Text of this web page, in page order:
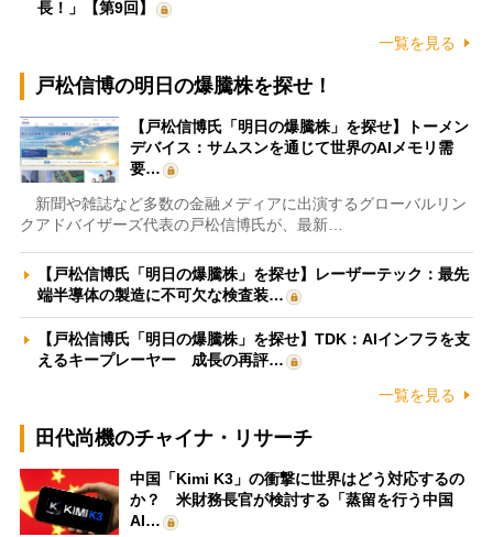
長！」【第9回】
一覧を見る
戸松信博の明日の爆騰株を探せ！
【戸松信博氏「明日の爆騰株」を探せ】トーメン
デバイス：サムスンを通じて世界のAIメモリ需
要…
新聞や雑誌など多数の金融メディアに出演するグローバルリン
クアドバイザーズ代表の戸松信博氏が、最新…
【戸松信博氏「明日の爆騰株」を探せ】レーザーテック：最先
端半導体の製造に不可欠な検査装…
【戸松信博氏「明日の爆騰株」を探せ】TDK：AIインフラを支
えるキープレーヤー 成長の再評…
一覧を見る
田代尚機のチャイナ・リサーチ
中国「Kimi K3」の衝撃に世界はどう対応するの
か？ 米財務長官が検討する「蒸留を行う中国
AI…